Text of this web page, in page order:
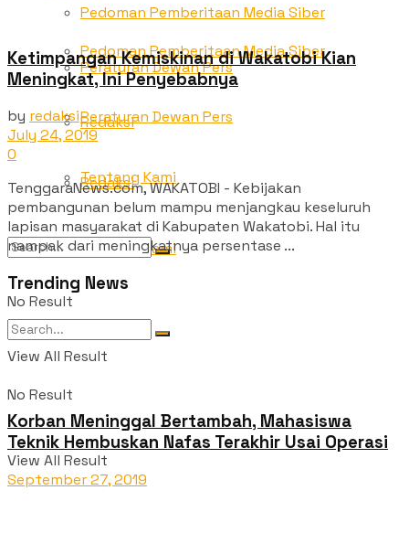
Pedoman Pemberitaan Media Siber
Peraturan Dewan Pers
Redaksi
Tentang Kami
No Result
View All Result
Pedoman Pemberitaan Media Siber
Peraturan Dewan Pers
Redaksi
Tentang Kami
No Result
View All Result
Ketimpangan Kemiskinan di Wakatobi Kian
Meningkat, Ini Penyebabnya
by redaksi
July 24, 2019
0
TenggaraNews.com, WAKATOBI - Kebijakan
pembangunan belum mampu menjangkau keseluruh
lapisan masyarakat di Kabupaten Wakatobi. Hal itu
nampak dari meningkatnya persentase ...
Trending News
Korban Meninggal Bertambah, Mahasiswa
Teknik Hembuskan Nafas Terakhir Usai Operasi
September 27, 2019